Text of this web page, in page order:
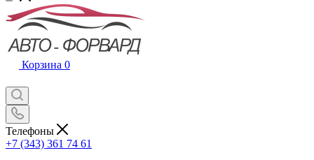
Корзина 0
Телефоны
+7 (343) 361 74 61